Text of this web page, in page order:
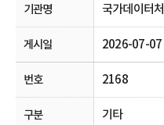
국가데이터처
2026-07-07
2168
기타